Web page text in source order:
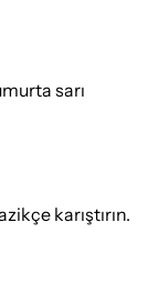
sarı
karıştırın.